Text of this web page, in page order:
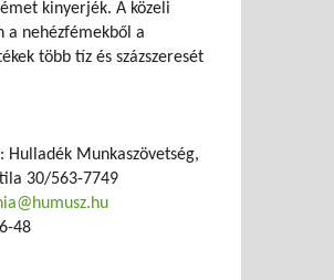
kinyerjék. A közeli
a nehézfémekből a
több tíz és százszeresét
Hulladék Munkaszövetség,
30/563-7749
48